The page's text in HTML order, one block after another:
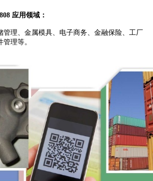
应用领域：
、金属模具、电子商务、金融保险、工厂
理等。